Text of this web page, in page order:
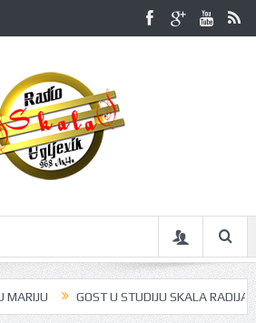
GOST U STUDIJU SKALA RADIJA BILA JE